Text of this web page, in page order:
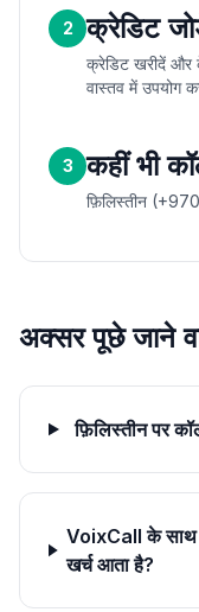
2 क्रेडिट
क्रेडिट खरीदें और
वास्तव में उपयोग
3 कहीं भी
फ़िलिस्तीन
अक्सर पूछे जाने
फ़िलिस्तीन पर
VoixCall के साथ
खर्च आता है?